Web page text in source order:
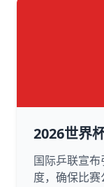
2026世界
国际乒联宣
度，确保比赛